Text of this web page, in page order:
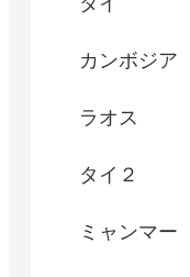
カンボジア
ラオス
タイ２
ミャンマー